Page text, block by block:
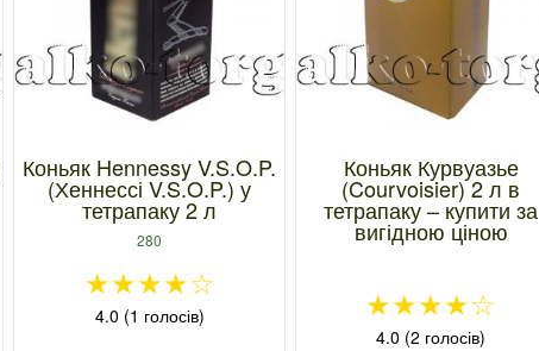
Коньяк Hennessy V.S.O.P.
(Хеннессі V.S.O.P.) у
тетрапаку 2 л
280
★★★★☆
4.0 (1 голосів)
Коньяк Курвуазье
(Courvoisier) 2 л в
тетрапаку – купити за
вигідною ціною
★★★★☆
4.0 (2 голосів)